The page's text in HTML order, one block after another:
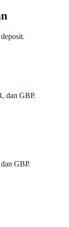
dan GBP.
GBP.